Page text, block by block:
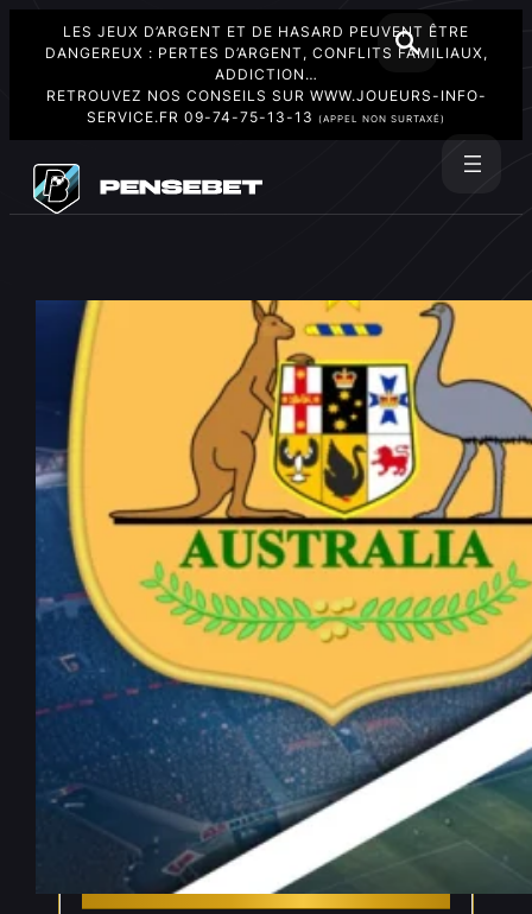
LES JEUX D’ARGENT ET DE HASARD PEUVENT ÊTRE
DANGEREUX : PERTES D’ARGENT, CONFLITS FAMILIAUX,
ADDICTION…
RETROUVEZ NOS CONSEILS SUR WWW.JOUEURS-INFO-
SERVICE.FR 09-74-75-13-13 (APPEL NON SURTAXÉ)
contenu
Australie vs Égypte –
Pronostic coupe du Monde
2026 – 03/07/2026
Juil 2, 2026 — par Jayann Lebecq
dans Coupe du Monde 2026 , Pronostics
INDEX Cacher l'index